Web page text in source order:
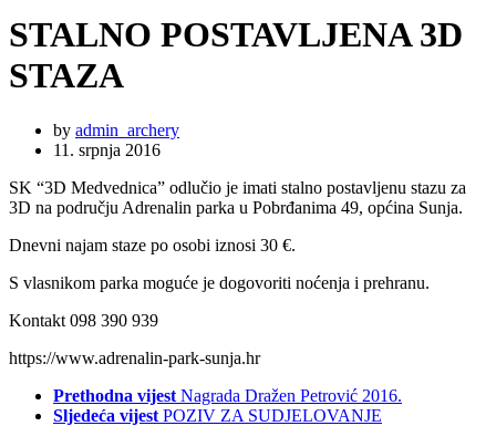
STALNO POSTAVLJENA 3D
STAZA
by admin_archery
11. srpnja 2016
SK “3D Medvednica” odlučio je imati stalno postavljenu stazu za
3D na području Adrenalin parka u Pobrđanima 49, općina Sunja.
Dnevni najam staze po osobi iznosi 30 €.
S vlasnikom parka moguće je dogovoriti noćenja i prehranu.
Kontakt 098 390 939
https://www.adrenalin-park-sunja.hr
Prethodna vijest Nagrada Dražen Petrović 2016.
Sljedeća vijest POZIV ZA SUDJELOVANJE